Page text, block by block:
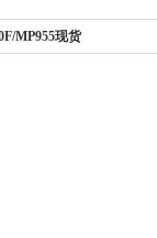
MP955现货​